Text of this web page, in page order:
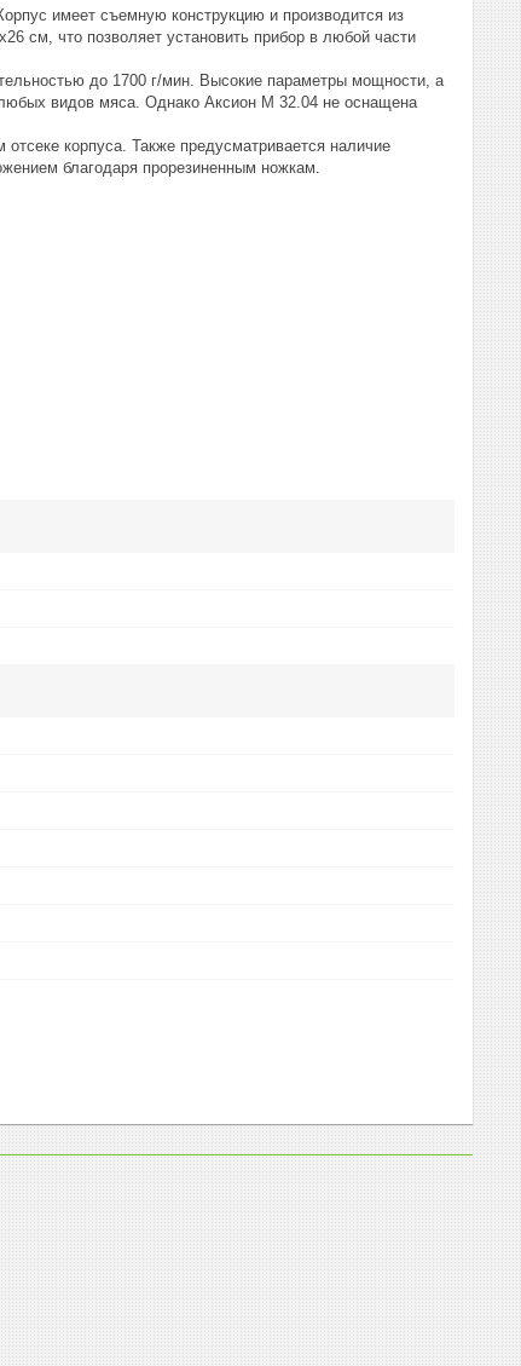
имеет съемную конструкцию и производится из
см, что позволяет установить прибор в любой части
до 1700 г/мин. Высокие параметры мощности, а
видов мяса. Однако Аксион М 32.04 не оснащена
корпуса. Также предусматривается наличие
благодаря прорезиненным ножкам.